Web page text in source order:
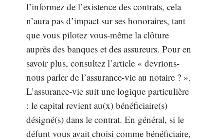
l’informez de l’existence des contrats, cela
n’aura pas d’impact sur ses honoraires, tant
que vous pilotez vous-même la clôture
auprès des banques et des assureurs. Pour en
savoir plus, consultez l’article « devrions-
nous parler de l’assurance-vie au notaire ? ».
L’assurance-vie suit une logique particulière
: le capital revient au(x) bénéficiaire(s)
désigné(s) dans le contrat. En général, si le
défunt vous avait choisi comme bénéficiaire,